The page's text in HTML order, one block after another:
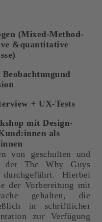
(Mixed-Method-
&quantitative
Beobachtungund
+ UX-Tests
mit Design-
als
von geschulten und
der The Why Guys
Hierbei
der Vorbereitung mit
gehalten, die
in schriftlicher
zur Verfügung